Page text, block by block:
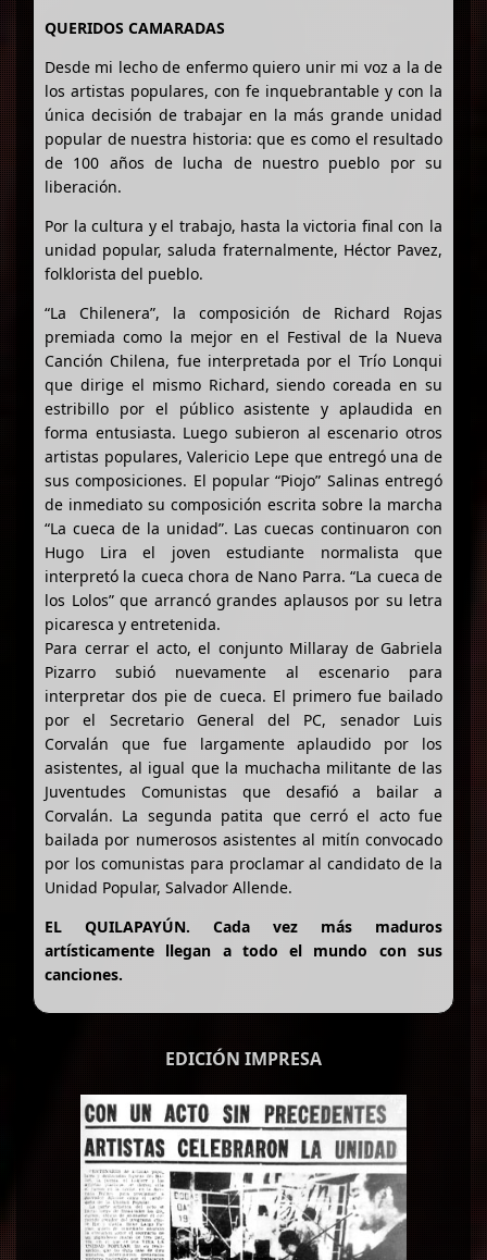
QUERIDOS CAMARADAS
Desde mi lecho de enfermo quiero unir mi voz a la de
los artistas populares, con fe inquebrantable y con la
única decisión de trabajar en la más grande unidad
popular de nuestra historia: que es como el resultado
de 100 años de lucha de nuestro pueblo por su
liberación.
Por la cultura y el trabajo, hasta la victoria final con la
unidad popular, saluda fraternalmente, Héctor Pavez,
folklorista del pueblo.
“La Chilenera”, la composición de Richard Rojas
premiada como la mejor en el Festival de la Nueva
Canción Chilena, fue interpretada por el Trío Lonqui
que dirige el mismo Richard, siendo coreada en su
estribillo por el público asistente y aplaudida en
forma entusiasta. Luego subieron al escenario otros
artistas populares, Valericio Lepe que entregó una de
sus composiciones. El popular “Piojo” Salinas entregó
de inmediato su composición escrita sobre la marcha
“La cueca de la unidad”. Las cuecas continuaron con
Hugo Lira el joven estudiante normalista que
interpretó la cueca chora de Nano Parra. “La cueca de
los Lolos” que arrancó grandes aplausos por su letra
picaresca y entretenida.
Para cerrar el acto, el conjunto Millaray de Gabriela
Pizarro subió nuevamente al escenario para
interpretar dos pie de cueca. El primero fue bailado
por el Secretario General del PC, senador Luis
Corvalán que fue largamente aplaudido por los
asistentes, al igual que la muchacha militante de las
Juventudes Comunistas que desafió a bailar a
Corvalán. La segunda patita que cerró el acto fue
bailada por numerosos asistentes al mitín convocado
por los comunistas para proclamar al candidato de la
Unidad Popular, Salvador Allende.
EL QUILAPAYÚN. Cada vez más maduros
artísticamente llegan a todo el mundo con sus
canciones.
EDICIÓN IMPRESA